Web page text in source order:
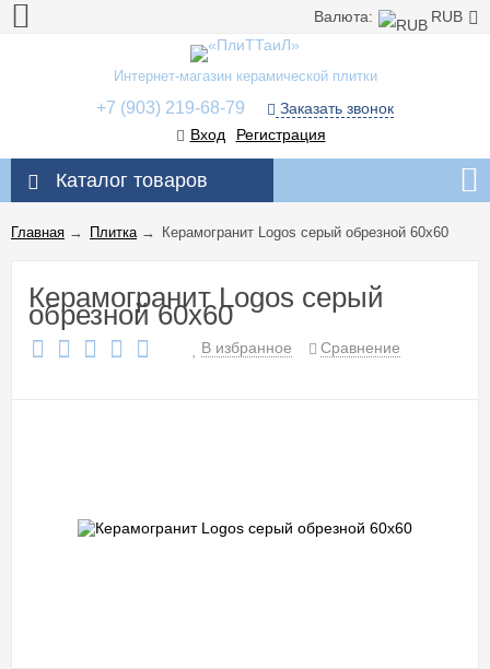
Валюта: RUB
Интернет-магазин керамической плитки
+7 (903) 219-68-79
Заказать звонок
Вход
Регистрация
Каталог товаров
Главная → Плитка→ Керамогранит Logos серый обрезной 60x60
Керамогранит Logos серый
обрезной 60x60
В избранное Сравнение